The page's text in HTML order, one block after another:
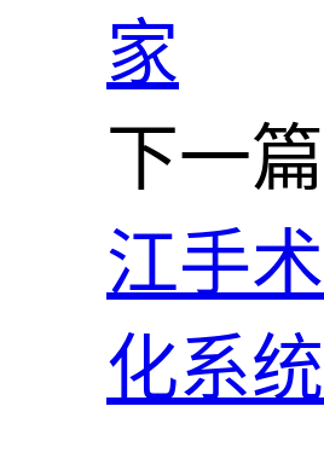
家
下一篇
江手
化系